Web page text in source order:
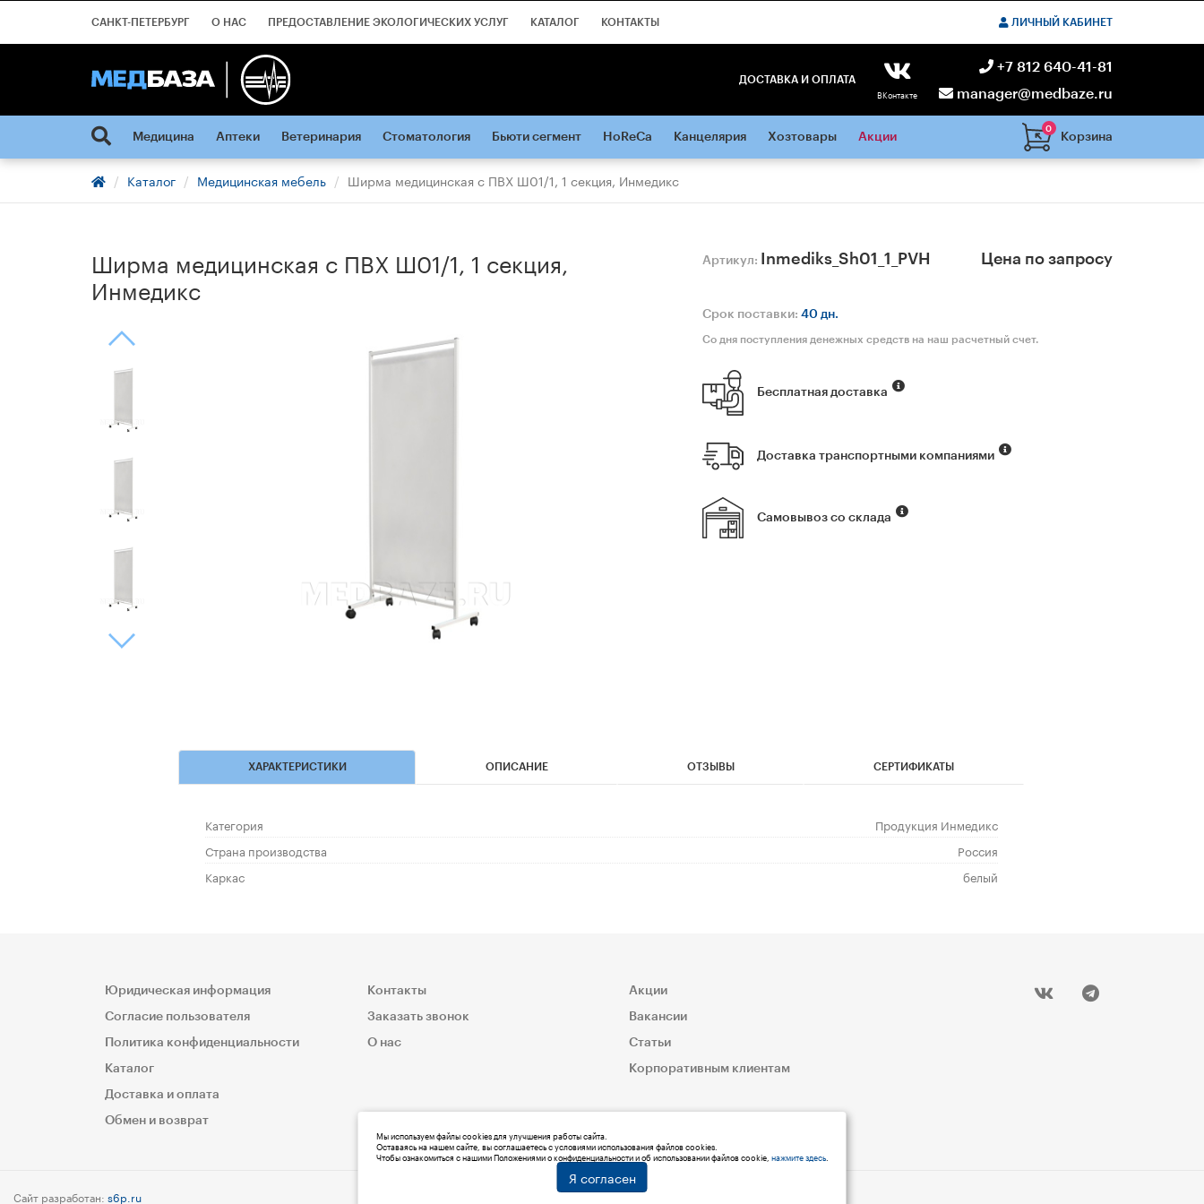
САНКТ-ПЕТЕРБУРГ О НАС ПРЕДОСТАВЛЕНИЕ ЭКОЛОГИЧЕСКИХ УСЛУГ КАТАЛОГ КОНТАКТЫ ЛИЧНЫЙ КАБИНЕТ
ДОСТАВКА И ОПЛАТА
ВКонтакте
+7 812 640-41-81
manager@medbaze.ru
0
Корзина
Медицина Аптеки Ветеринария Стоматология Бьюти сегмент HoReCa Канцелярия Хозтовары Акции
Каталог Медицинская мебель Ширма медицинская с ПВХ Ш01/1, 1 секция, Инмедикс
Ширма медицинская с ПВХ Ш01/1, 1 секция,
Инмедикс
Артикул: Inmediks_Sh01_1_PVH Цена по запросу
Срок поставки:40 дн.
Со дня поступления денежных средств на наш расчетный счет.
Бесплатная доставка
Доставка транспортными компаниями
Самовывоз со склада
ХАРАКТЕРИСТИКИ ОПИСАНИЕ ОТЗЫВЫ СЕРТИФИКАТЫ
Категория
Продукция Инмедикс
Страна производства
Россия
Каркас
белый
Юридическая информация
Согласие пользователя
Политика конфиденциальности
Каталог
Доставка и оплата
Обмен и возврат
Контакты
Заказать звонок
О нас
Акции
Вакансии
Статьи
Корпоративным клиентам
Сайт разработан: s6p.ru © 2019 Мед:Store | Все права защищены
Мы используем файлы cookies для улучшения работы сайта.
Оставаясь на нашем сайте, вы соглашаетесь с условиями использования файлов cookies.
Чтобы ознакомиться с нашими Положениями о конфиденциальности и об использовании файлов cookie, нажмите здесь.
Я согласен